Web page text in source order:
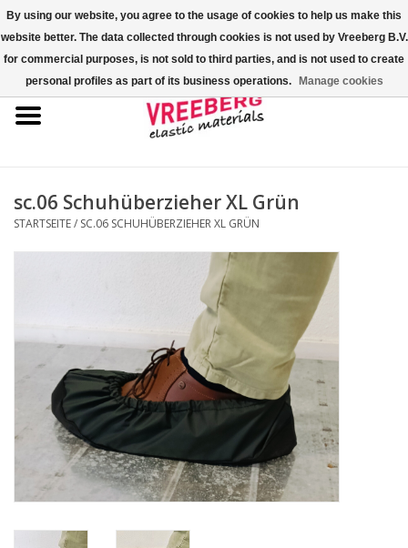
0 Artikel - €0,00
Startseite
Bunte Gummibänder
Kreuzgummibänder/X-Bands
Fastfix-Spannbänder
Geknotete Elastikschlaufe
Schwarze Gummibänder –
sc.06 Schuhüberzieher XL Grün
STARTSEITE/ SC.06 SCHUHÜBERZIEHER XL GRÜN
By using our website, you agree to the usage of cookies to help us make this
website better. The data collected through cookies is not used by Vreeberg B.V.
for commercial purposes, is not sold to third parties, and is not used to create
personal profiles as part of its business operations.
Manage cookies